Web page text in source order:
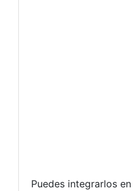
Puedes integrarlos